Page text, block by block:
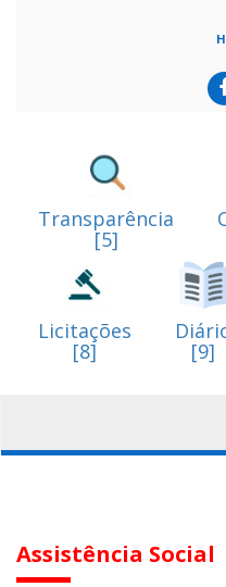
Transparência
[5]
Licitações
[8] [9]
Assistência Social